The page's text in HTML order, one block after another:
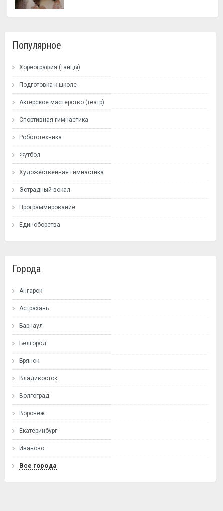
Популярное
Хореография (танцы)
Подготовка к школе
Актерское мастерство (театр)
Спортивная гимнастика
Робототехника
Футбол
Художественная гимнастика
Эстрадный вокал
Программирование
Единоборства
Города
Ангарск
Астрахань
Барнаул
Белгород
Брянск
Владивосток
Волгоград
Воронеж
Екатеринбург
Иваново
Все города